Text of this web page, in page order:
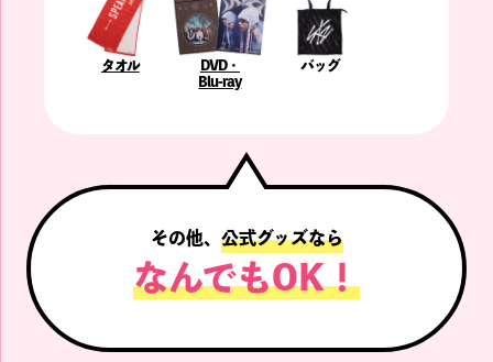
タオル
DVD・
Blu-ray
バッグ
その他、 公式グッズなら
なんでもOK！